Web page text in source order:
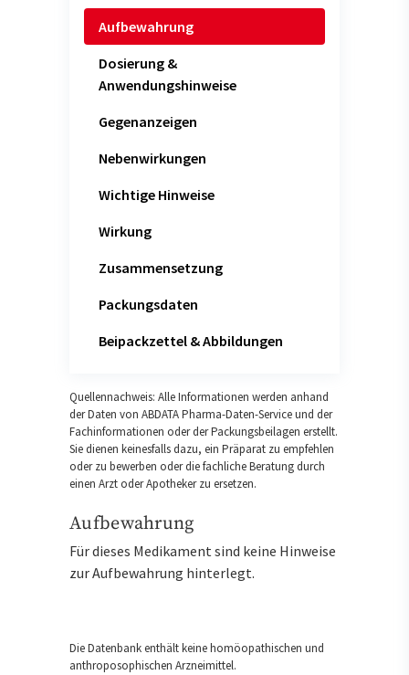
Aufbewahrung
Dosierung &
Anwendungshinweise
Gegenanzeigen
Nebenwirkungen
Wichtige Hinweise
Wirkung
Zusammensetzung
Packungsdaten
Beipackzettel & Abbildungen
Quellennachweis: Alle Informationen werden anhand
der Daten von ABDATA Pharma-Daten-Service und der
Fachinformationen oder der Packungsbeilagen erstellt.
Sie dienen keinesfalls dazu, ein Präparat zu empfehlen
oder zu bewerben oder die fachliche Beratung durch
einen Arzt oder Apotheker zu ersetzen.
Aufbewahrung
Für dieses Medikament sind keine Hinweise
zur Aufbewahrung hinterlegt.
Die Datenbank enthält keine homöopathischen und
anthroposophischen Arzneimittel.